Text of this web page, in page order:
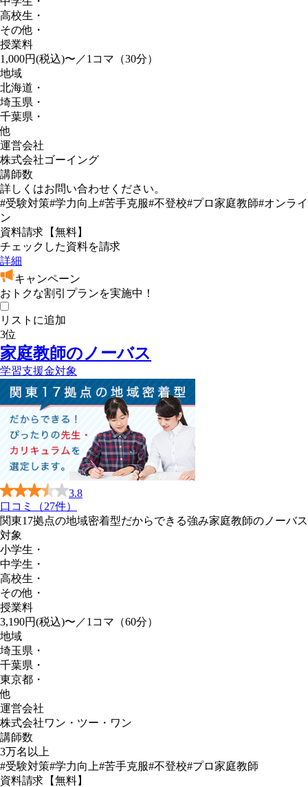
高校生 ・
その他 ・
授業料
1,000円(税込)〜／1コマ（30分）
地域
北海道 ・
埼玉県 ・
千葉県 ・
他
運営会社
株式会社ゴーイング
講師数
詳しくはお問い合わせください。
#受験対策#学力向上#苦手克服#不登校#プロ家庭教師#オンライ
ン
資料請求【無料】
チェックした資料を請求
詳細
キャンペーン
おトクな割引プランを実施中！
リストに追加
3位
家庭教師のノーバス
学習支援金対象
3.8
口コミ（27件）
関東17拠点の地域密着型だからできる強み家庭教師のノーバス
対象
小学生 ・
中学生 ・
高校生 ・
その他 ・
授業料
3,190円(税込)〜／1コマ（60分）
地域
埼玉県 ・
千葉県 ・
東京都 ・
他
運営会社
株式会社ワン・ツー・ワン
講師数
3万名以上
#受験対策#学力向上#苦手克服#不登校#プロ家庭教師
資料請求【無料】